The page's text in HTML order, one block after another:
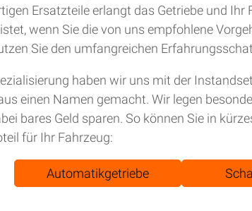
Ersatzteile erlangt das Getriebe und
wenn Sie die von uns empfohlene
Sie den umfangreichen
haben wir uns mit der
einen Namen gemacht. Wir legen
bares Geld sparen. So können Sie in
für Ihr Fahrzeug:
Automatikgetriebe